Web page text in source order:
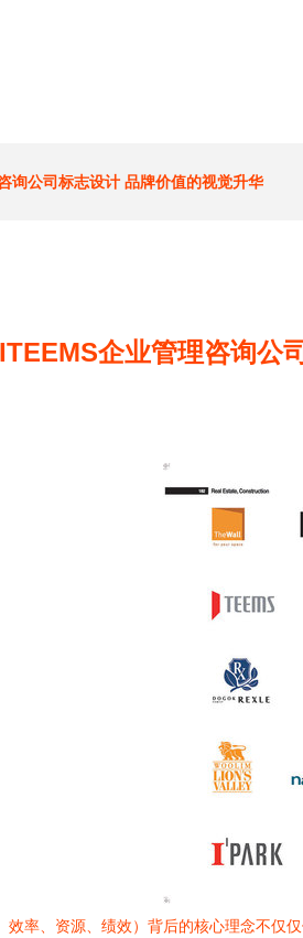
询公司标志设计 品牌价值的视觉升华
ITEEMS企业管理咨询公
率、资源、绩效）背后的核心理念不